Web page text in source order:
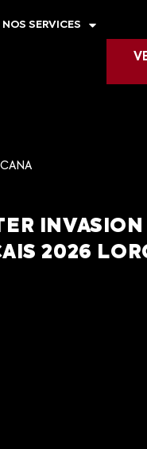
NOS SERVICES
2026